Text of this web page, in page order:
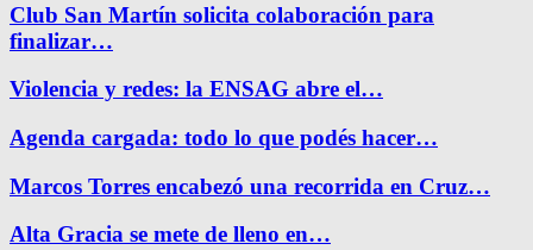
Club San Martín solicita colaboración para
finalizar…
Violencia y redes: la ENSAG abre el…
Agenda cargada: todo lo que podés hacer…
Marcos Torres encabezó una recorrida en Cruz…
Alta Gracia se mete de lleno en…